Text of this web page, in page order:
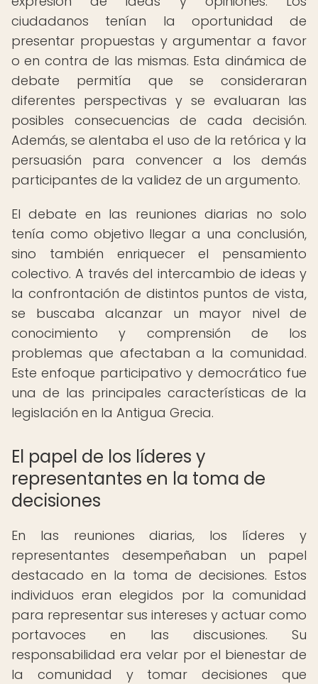
ciudadanos tenían la oportunidad de
presentar propuestas y argumentar a favor
o en contra de las mismas. Esta dinámica de
debate permitía que se consideraran
diferentes perspectivas y se evaluaran las
posibles consecuencias de cada decisión.
Además, se alentaba el uso de la retórica y la
persuasión para convencer a los demás
participantes de la validez de un argumento.
El debate en las reuniones diarias no solo
tenía como objetivo llegar a una conclusión,
sino también enriquecer el pensamiento
colectivo. A través del intercambio de ideas y
la confrontación de distintos puntos de vista,
se buscaba alcanzar un mayor nivel de
conocimiento y comprensión de los
problemas que afectaban a la comunidad.
Este enfoque participativo y democrático fue
una de las principales características de la
legislación en la Antigua Grecia.
El papel de los líderes y
representantes en la toma de
decisiones
En las reuniones diarias, los líderes y
representantes desempeñaban un papel
destacado en la toma de decisiones. Estos
individuos eran elegidos por la comunidad
para representar sus intereses y actuar como
portavoces en las discusiones. Su
responsabilidad era velar por el bienestar de
la comunidad y tomar decisiones que